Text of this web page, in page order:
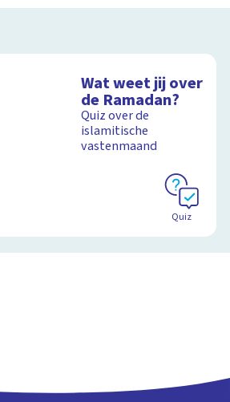
Wat weet jij over
de Ramadan?
Quiz over de
islamitische
vastenmaand
Quiz